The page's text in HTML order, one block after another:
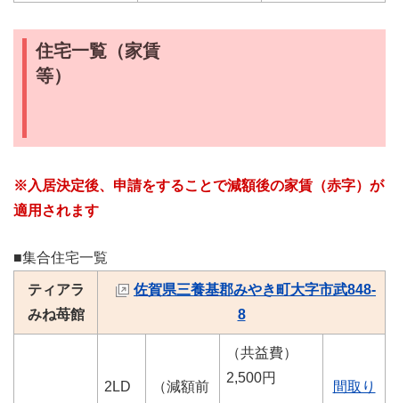
住宅一覧（家賃
等）
※入居決定後、申請をすることで減額後の家賃（赤字）が
適用されます
■集合住宅一覧
ティアラ
みね苺館
佐賀県三養基郡みやき町大字市武848-
8
2LD
（減額前
（共益費）
2,500円
間取り